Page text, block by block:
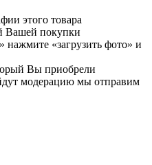
этого товара
Вашей покупки
«загрузить фото» и
Вы приобрели
модерацию мы отправим